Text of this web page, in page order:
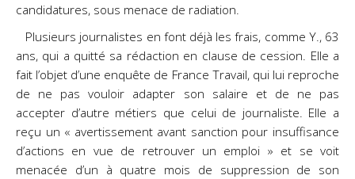
candidatures, sous menace de radiation.
Plusieurs journalistes en font déjà les frais, comme Y., 63
ans, qui a quitté sa rédaction en clause de cession. Elle a
fait l’objet d’une enquête de France Travail, qui lui reproche
de ne pas vouloir adapter son salaire et de ne pas
accepter d’autre métiers que celui de journaliste. Elle a
reçu un « avertissement avant sanction pour insuffisance
d’actions en vue de retrouver un emploi » et se voit
menacée d’un à quatre mois de suppression de son